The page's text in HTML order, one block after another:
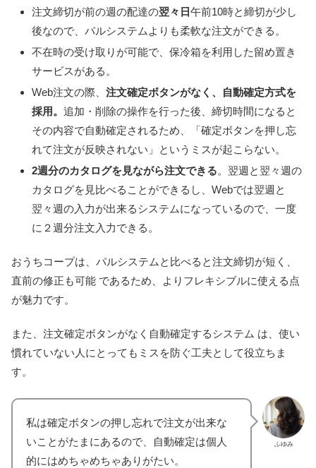
注文締切が前の週の配達の翌々日午前10時と締切が少し
後なので、パルシステムよりも柔軟な注文ができる。
不在時の受け取りが可能で、保冷箱を利用した留め置き
サービスがある。
Web注文の際、 注文確定ボタンがなく、自動確定方式を
採用。 追加・削除の操作を行った後、締切時間になると
その内容で自動確定されるため、「確定ボタンを押し忘
れて注文が反映されない」というミスが起こらない。
2週分のカタログを見ながら注文できる。翌週と翌々週の
カタログを見比べることができるし、Webでは翌週と
翌々週の入力が出来るシステムになっているので、一度
に２週分注文入力できる。
おうちコープは、パルシステムと比べると注文締切が短く、
直前の修正も可能 であるため、よりフレキシブルに使える点
が魅力です。
また、注文確定ボタンがなく自動確定するシステム は、使い
慣れていない人にとってもミスを防ぐ工夫として役立ちま
す。
ふゆみ
私は確定ボタンの押し忘れで注文が出来な
いことがたまにあるので、自動確定は個人
的にはめちゃめちゃありがたい。